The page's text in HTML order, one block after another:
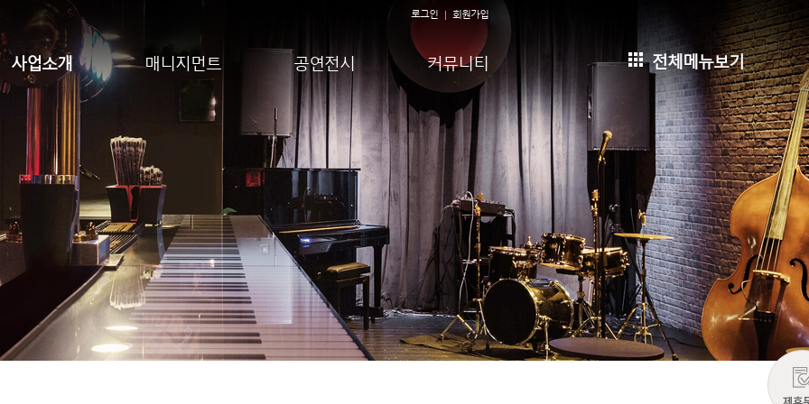
로그인 회원가입
사업소개 매니지먼트 공연전시 커뮤니티 전체메뉴보기